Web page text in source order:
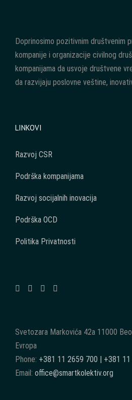
Doprinosimo pozitivnim društvenim
kompanije i organizacije civilnog
kompanijama da usvoje društvene
da razvijaju poslovne veštine,
LINKOVI
Razvoj CSR
Podrška kompanijama
Razvoj socijalnih inovacija
Podrška OCD
Politika Privatnosti
Svetozara Markovića 42a 11000
Evropa
Phone: +381 11 2659 700 | +381
Email: office@smartkolektiv.org